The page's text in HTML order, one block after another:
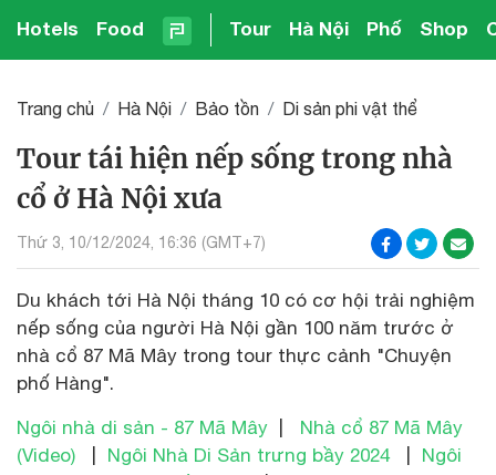
Hotels Food Tour Hà Nội Phố Shop
Trang chủ Hà Nội Bảo tồn Di sản phi vật thể
Tour tái hiện nếp sống trong nhà
cổ ở Hà Nội xưa
Thứ 3, 10/12/2024, 16:36 (GMT+7)
Du khách tới Hà Nội tháng 10 có cơ hội trải nghiệm
nếp sống của người Hà Nội gần 100 năm trước ở
nhà cổ 87 Mã Mây trong tour thực cảnh "Chuyện
phố Hàng".
Ngôi nhà di sản - 87 Mã Mây
Nhà cổ 87 Mã Mây
(Video)
Ngôi Nhà Di Sản trưng bầy 2024| Ngôi